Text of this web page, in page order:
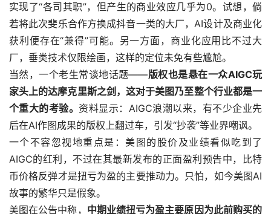
实现了“各司其职”，但产生的商业效应几乎为0。试想，倘
若将此次斐乐合作方换成抖音一类的大厂，AI设计及商业化
获利便存在“兼得”可能。另一方面，商业化应用比不过大
厂，垂类技术仅限绘画，这样的定位未免有些尴尬。
当然，一个老生常谈地话题——版权也是悬在一众AIGC玩
家头上的达摩克里斯之剑，这对于美图乃至整个行业都是一
个重大的考验。 资料显示：AIGC浪潮以来，有不少企业先
后在AI作图成果的版权上翻过车，引发“抄袭”等业界嘲讽。
一个不容忽视地重点是：美图的股价及业绩看似吃到了
AIGC的红利，不过在其最新发布的正面盈利预告中，比特
币价格反弹才是扭亏为盈的主要推动力。只怕，如今美图AI
故事的繁华只是假象。
美图在公告中称， 中期业绩扭亏为盈主要原因为此前购买的